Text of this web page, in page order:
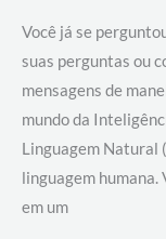
Você já se
suas perguntas ou
mensagens de
mundo da
Linguagem Natural
linguagem
em um